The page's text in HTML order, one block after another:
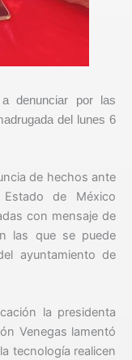
denunciar por las
del lunes 6
de hechos ante
de México
con mensaje de
las que se puede
ayuntamiento de
la presidenta
Venegas lamentó
tecnología realicen